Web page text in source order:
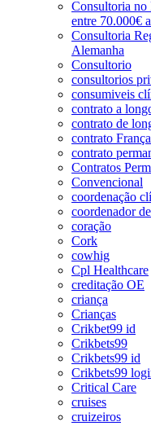
Consultoria no
entre 70.000€
Consultoria
Alemanha
Consultorio
consultorios
consumiveis
contrato a
contrato de
contrato França
contrato
Contratos
Convencional
coordenação
coordenador
coração
Cork
cowhig
Cpl Healthcare
creditação OE
criança
Crianças
Crikbet99 id
Crikbets99
Crikbets99 id
Crikbets99
Critical Care
cruises
cruizeiros